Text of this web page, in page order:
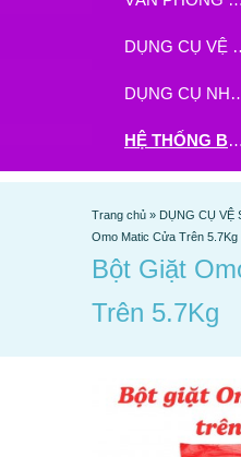
DỤNG
HỆ THỐNG BHX - TGDĐ ĐẶT HÀNG TẠI ĐÂY
Trang chủ » DỤNG CỤ VỆ
Omo Matic Cửa Trên 5.7Kg
Bột Giặt
Trên 5.7Kg